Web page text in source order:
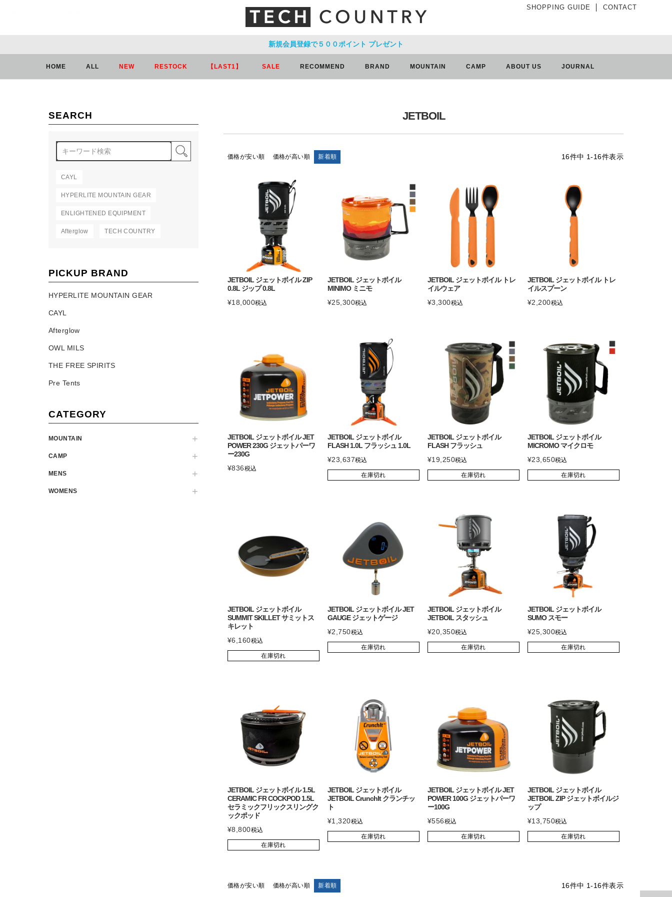
SHOPPING GUIDE CONTACT
新規会員登録で５００ポイント プレゼント
HOME ALL NEW RESTOCK 【LAST1】 SALE RECOMMEND BRAND MOUNTAIN CAMP ABOUT US JOURNAL
SEARCH
CAYL
HYPERLITE MOUNTAIN GEAR
ENLIGHTENED EQUIPMENT
Afterglow TECH COUNTRY
PICKUP BRAND
HYPERLITE MOUNTAIN GEAR
CAYL
Afterglow
OWL MILS
THE FREE SPIRITS
Pre Tents
CATEGORY
MOUNTAIN
CAMP
MENS
WOMENS
JETBOIL
価格が安い順 価格が高い順 新着順 16件中 1-16件表示
JETBOIL ジェットボイル ZIP
0.8L ジップ 0.8L
¥18,000税込
JETBOIL ジェットボイル
MINIMO ミニモ
¥25,300税込
JETBOIL ジェットボイル トレ
イルウェア
¥3,300税込
JETBOIL ジェットボイル トレ
イルスプーン
¥2,200税込
JETBOIL ジェットボイル JET
POWER 230G ジェットパーワ
ー230G
¥836税込
JETBOIL ジェットボイル
FLASH 1.0L フラッシュ 1.0L
¥23,637税込
在庫切れ
JETBOIL ジェットボイル
FLASH フラッシュ
¥19,250税込
在庫切れ
JETBOIL ジェットボイル
MICROMO マイクロモ
¥23,650税込
在庫切れ
JETBOIL ジェットボイル
SUMMIT SKILLET サミットス
キレット
¥6,160税込
在庫切れ
JETBOIL ジェットボイル JET
GAUGE ジェットゲージ
¥2,750税込
在庫切れ
JETBOIL ジェットボイル
JETBOIL スタッシュ
¥20,350税込
在庫切れ
JETBOIL ジェットボイル
SUMO スモー
¥25,300税込
在庫切れ
JETBOIL ジェットボイル 1.5L
CERAMIC FR COCKPOD 1.5L
セラミックフリックスリングク
ックポッド
¥8,800税込
在庫切れ
JETBOIL ジェットボイル
JETBOIL Crunchlt クランチッ
ト
¥1,320税込
在庫切れ
JETBOIL ジェットボイル JET
POWER 100G ジェットパーワ
ー100G
¥556税込
在庫切れ
JETBOIL ジェットボイル
JETBOIL ZIP ジェットボイルジ
ップ
¥13,750税込
在庫切れ
価格が安い順 価格が高い順 新着順 16件中 1-16件表示